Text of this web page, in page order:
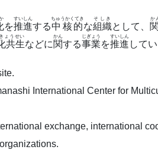
を推進
すいしん
する中核的
ちゅうかくてき
な組織
そしき
として、
か
共生
ょうせい
などに関
かん
する事業
じぎょう
を推進
すいしん
して
International Center for
exchange, international